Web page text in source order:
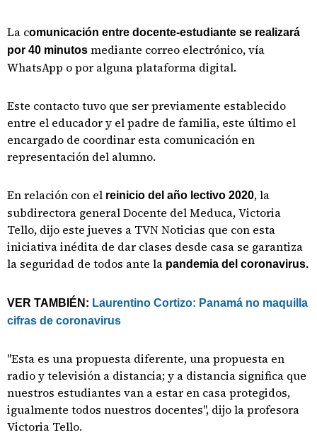
La comunicación entre docente-estudiante se realizará
por 40 minutos mediante correo electrónico, vía
WhatsApp o por alguna plataforma digital.
Este contacto tuvo que ser previamente establecido
entre el educador y el padre de familia, este último el
encargado de coordinar esta comunicación en
representación del alumno.
En relación con el reinicio del año lectivo 2020, la
subdirectora general Docente del Meduca, Victoria
Tello, dijo este jueves a TVN Noticias que con esta
iniciativa inédita de dar clases desde casa se garantiza
la seguridad de todos ante la pandemia del coronavirus.
VER TAMBIÉN: Laurentino Cortizo: Panamá no maquilla
cifras de coronavirus
"Esta es una propuesta diferente, una propuesta en
radio y televisión a distancia; y a distancia significa que
nuestros estudiantes van a estar en casa protegidos,
igualmente todos nuestros docentes", dijo la profesora
Victoria Tello.